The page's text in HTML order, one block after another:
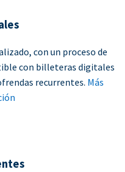
con un proceso de
con billeteras digitales
recurrentes. Más